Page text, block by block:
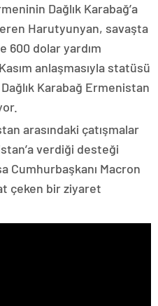
Dağlık Karabağ’a
Harutyunyan, savaşta
600 dolar yardım
anlaşmasıyla statüsü
Karabağ Ermenistan
arasındaki çatışmalar
verdiği desteği
Cumhurbaşkanı Macron
çeken bir ziyaret